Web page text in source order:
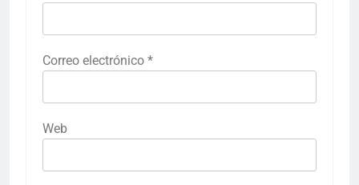
Correo electrónico *
Web